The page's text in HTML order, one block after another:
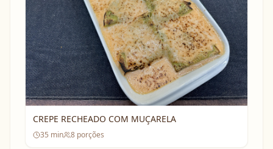
CREPE RECHEADO COM MUÇARELA
35 min 8 porções